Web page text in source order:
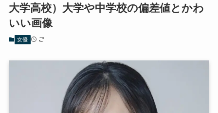
大学高校）大学や中学校の偏差値とかわ
いい画像
女優